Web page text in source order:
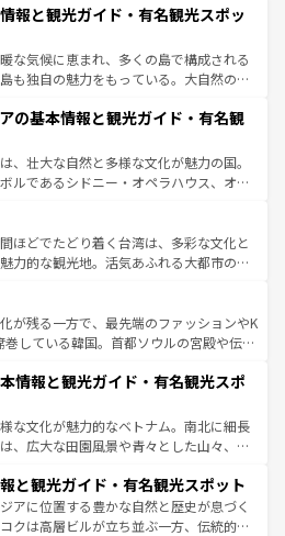
コンテンツ一覧を参照してほしい。
は、観光、ショッピング、エンターテイ
た刺激的なスポットだ。一方、アメリカ
広がり、グランドキャニオンやイエロー
といった絶景が堪能できる。さらに、南
者はアメリカの各地域で異なる魅力を楽
多様性と豊かな歴史を感じることができ
ロードトリップや列車の旅も、アメリカ
イルだ。 なお、新着のアメリカ
一覧 を参照してほしい。
報と観光ガイド・有名観光スポッ
な気候に恵まれ、多くの島で構成される
も独自の魅力をもっている。大自然の神
い。また、定番の観光地といえばオアフ
然を求めるならマウイ島やカウアイ島が
ルドグリーンに輝く海をはじめ、豊かな
いている。「アロハスピリット」と呼ば
ーカルフードやハワイアンミュージッ
ダンスなど、すべてがハワイの魅力を彩
たびに新しい発見と感動が待っているハ
の基本情報と観光ガイド・有名観
、壮大な自然と多様な文化が魅力の国。
ルであるシドニー・オペラハウス、オー
中央部にそびえるウルル（エアーズロッ
の美しい原生林やケアンズの熱帯雨林な
くさん。また、カフェやワイン、オージ
ティも充実しており、サーフィンやダイ
グなど、アウトドア好きにはたまらな
アの多彩な魅力を存分に味わいつくそ
ほどでたどり着く台湾は、多彩な文化と
力的な観光地。活気あふれる大都市の台
岳地帯である台湾東部など、都市の喧騒
共存しており、訪れる人に新しい発見と
くれる。また、奥深い台湾の食文化も魅
のスイーツなど、バラエティ豊かな料理
が残る一方で、最先端のファッションやK
巻している韓国。首都ソウルの宮殿や伝統
ばせば四季折々の自然美を楽しむことが
キムチや焼肉、絶品のストリートフード
韓国料理が待っている。夜には、韓国な
イフも堪能できる。あたたかいホスピタ
わってみてほしい。 なお、新着の韓国情報はコンテンツ一
い。
情報と観光ガイド・有名観光スポ
な文化が魅力的なベトナム。南北に細長
、広大な田園風景や青々とした山々、世
伝統が息づく。ハノイの古い町並みやホ
ンス統治時代の建物も、独特の雰囲気を
また、バラエティの豊かさとおいしさで
と観光ガイド・有名観光スポット
アに位置する豊かな自然と歴史が息づく
クは高層ビルが立ち並ぶ一方、伝統的な